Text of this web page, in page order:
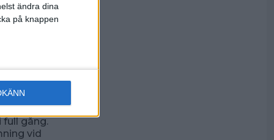
ändra dina
på knappen
full gång.
vid